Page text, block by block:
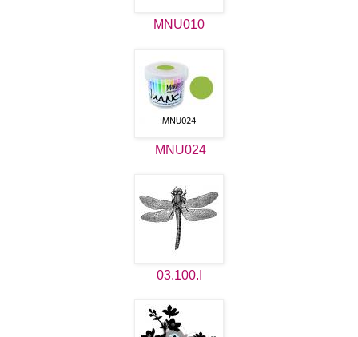
MNU010
MNU024
03.100.I